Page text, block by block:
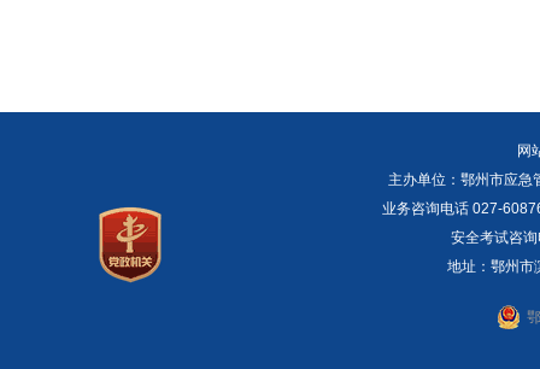
网
主办单位：鄂州市应
业务咨询电话 027-
安全考试咨
地址：鄂州市